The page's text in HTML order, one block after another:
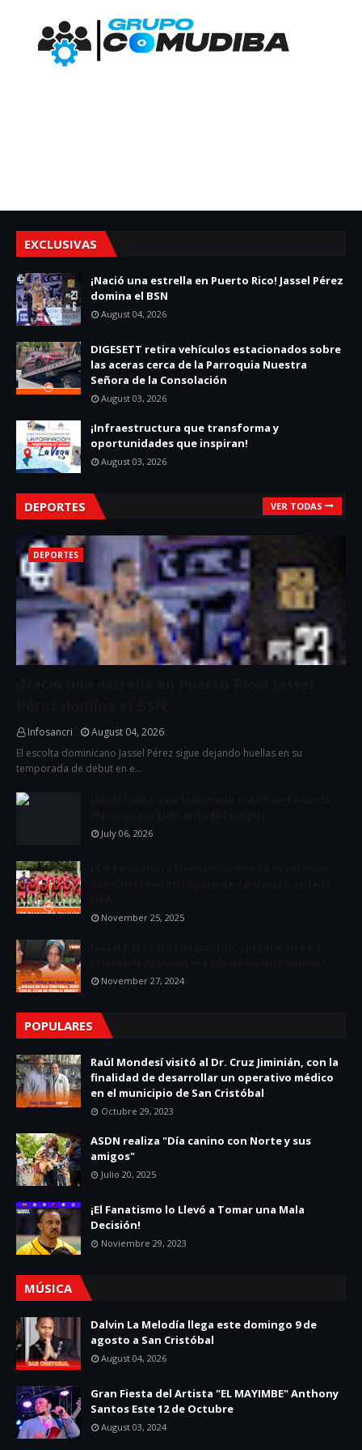
EXCLUSIVAS
¡Nació una estrella en Puerto Rico! Jassel Pérez
domina el BSN
August 04, 2026
DIGESETT retira vehículos estacionados sobre
las aceras cerca de la Parroquia Nuestra
Señora de la Consolación
August 03, 2026
¡Infraestructura que transforma y
oportunidades que inspiran!
August 03, 2026
DEPORTES VER TODAS
DEPORTES
Infosancri
August 04, 2026
El escolta dominicano Jassel Pérez sigue dejando huellas en su
temporada de debut en e…
July 06, 2026
November 25, 2025
November 27, 2024
POPULARES
Raúl Mondesí visitó al Dr. Cruz Jiminián, con la
finalidad de desarrollar un operativo médico
en el municipio de San Cristóbal
Octubre 29, 2023
ASDN realiza "Día canino con Norte y sus
amigos"
Julio 20, 2025
¡El Fanatismo lo Llevó a Tomar una Mala
Decisión!
Noviembre 29, 2023
MÚSICA
Dalvin La Melodía llega este domingo 9 de
agosto a San Cristóbal
August 04, 2026
Gran Fiesta del Artista "EL MAYIMBE" Anthony
Santos Este 12 de Octubre
August 03, 2024